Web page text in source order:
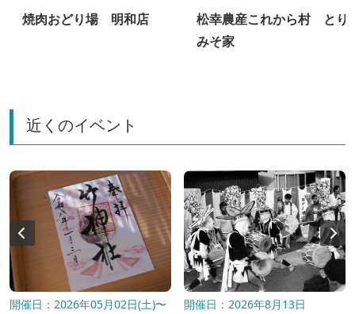
焼肉おどり場 明和店
松幸農産これから村 とり
みそ家
近くのイベント
開催日：2026年05月02日(土)〜
開催日：2026年8月13日